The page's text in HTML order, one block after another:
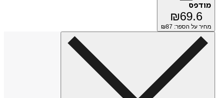
מודפס
₪69.6
מחיר על הספר: ₪ 87